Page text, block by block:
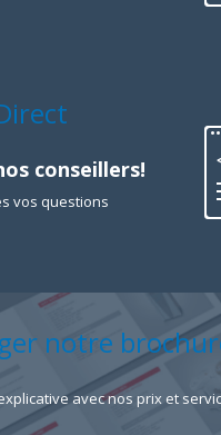
conseillers!
vos questions
notre
avec nos prix et